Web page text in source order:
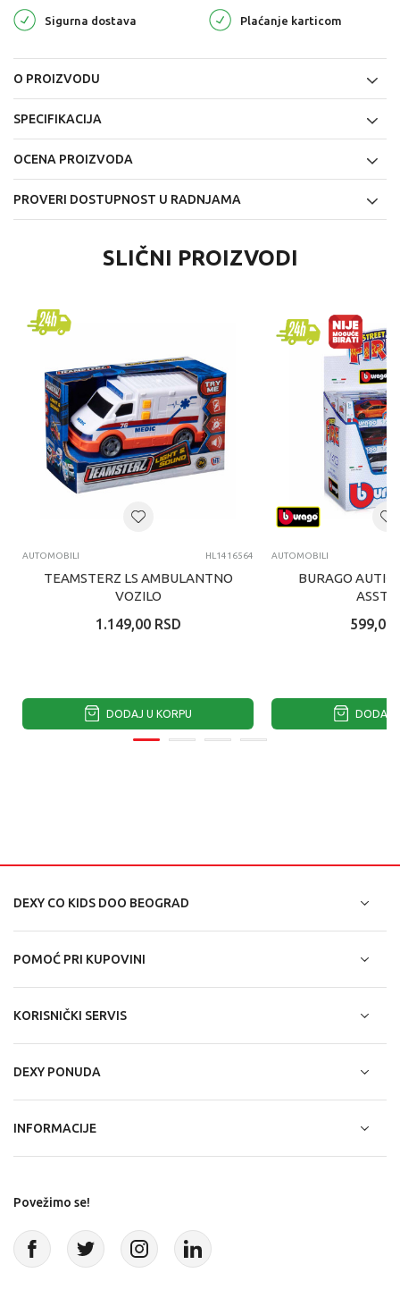
Sigurna dostava Plaćanje karticom
O PROIZVODU
SPECIFIKACIJA
OCENA PROIZVODA
PROVERI DOSTUPNOST U RADNJAMA
SLIČNI PROIZVODI
AUTOMOBILI HL1416564
TEAMSTERZ LS AMBULANTNO
VOZILO
1.149,00 RSD
DODAJ U KORPU
AUTOMOBILI
BURAGO AUTIĆ
ASST
599,00
DODAJ
DEXY CO KIDS DOO BEOGRAD
POMOĆ PRI KUPOVINI
KORISNIČKI SERVIS
DEXY PONUDA
INFORMACIJE
Povežimo se!